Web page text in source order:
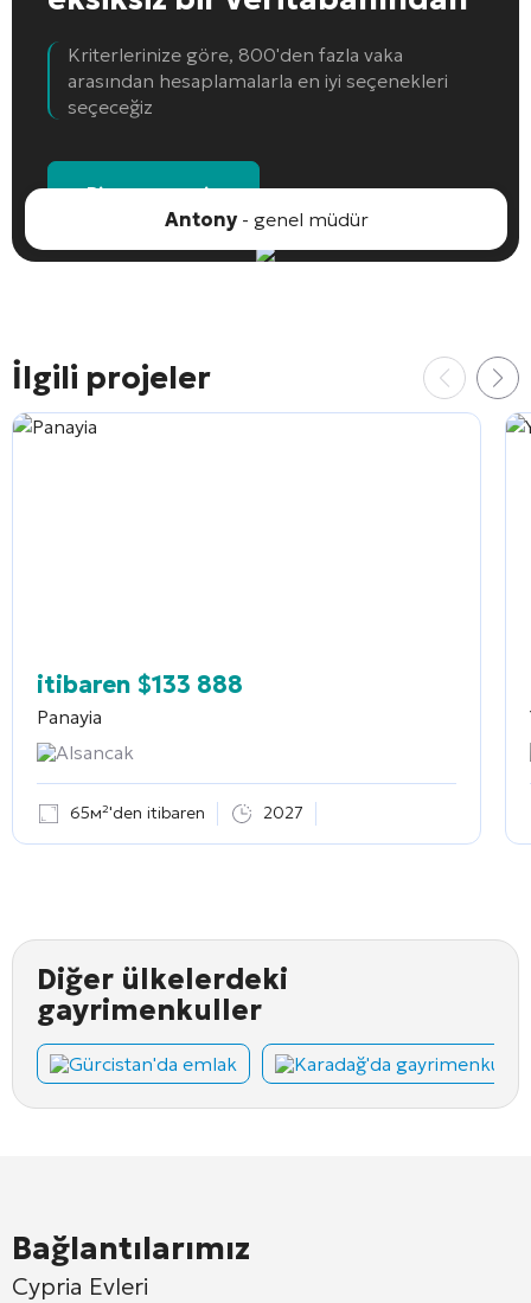
Kriterlerinize göre, 800'den fazla vaka
arasından hesaplamalarla en iyi seçenekleri
seçeceğiz
Bir nesne seçin
Antony- genel müdür
İlgili projeler
itibaren $133 888
Panayia
Alsancak
65м²'den itibaren 2027
Diğer ülkelerdeki
gayrimenkuller
Gürcistan'da emlak Karadağ'da gayrimenkul
Bağlantılarımız
Cypria Evleri